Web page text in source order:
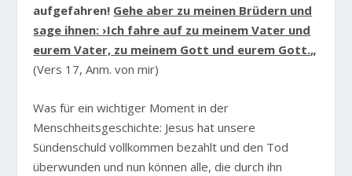
aufgefahren! Gehe aber zu meinen Brüdern und
sage ihnen: ›Ich fahre auf zu meinem Vater und
eurem Vater, zu meinem Gott und eurem Gott.„
(Vers 17, Anm. von mir)
Was für ein wichtiger Moment in der
Menschheitsgeschichte: Jesus hat unsere
Sündenschuld vollkommen bezahlt und den Tod
überwunden und nun können alle, die durch ihn